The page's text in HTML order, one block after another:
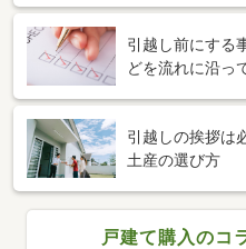
引越し前にする
どを流れに沿っ
引越しの挨拶は
土産の選び方
戸建て購入のコ